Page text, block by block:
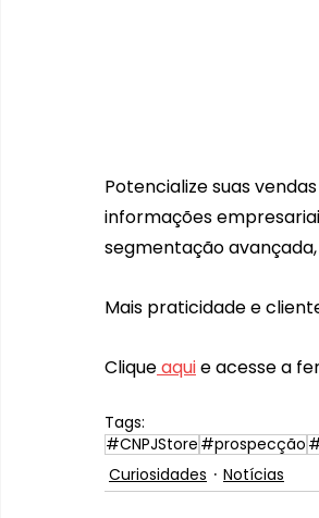
Potencialize suas
informações
segmentação
Mais praticidade e
Clique aqui e acesse a
Tags:
#CNPJStore #prospecção
Curiosidades
Notícias